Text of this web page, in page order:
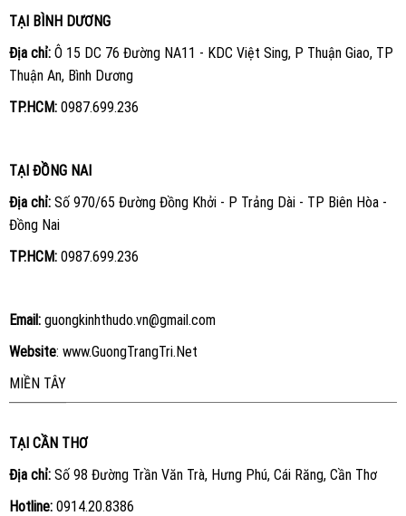
TẠI BÌNH DƯƠNG
Địa chỉ:Ô 15 DC 76 Đường NA11 - KDC Việt Sing, P Thuận Giao, TP
Thuận An, Bình Dương
TP.HCM: 0987.699.236
TẠI ĐỒNG NAI
Địa chỉ:Số 970/65 Đường Đồng Khởi - P Trảng Dài - TP Biên Hòa -
Đồng Nai
TP.HCM: 0987.699.236
Email:guongkinhthudo.vn@gmail.com
Website: www.GuongTrangTri.Net
MIỀN TÂY
TẠI CẦN THƠ
Địa chỉ:Số 98 Đường Trần Văn Trà, Hưng Phú, Cái Răng, Cần Thơ
Hotline: 0914.20.8386